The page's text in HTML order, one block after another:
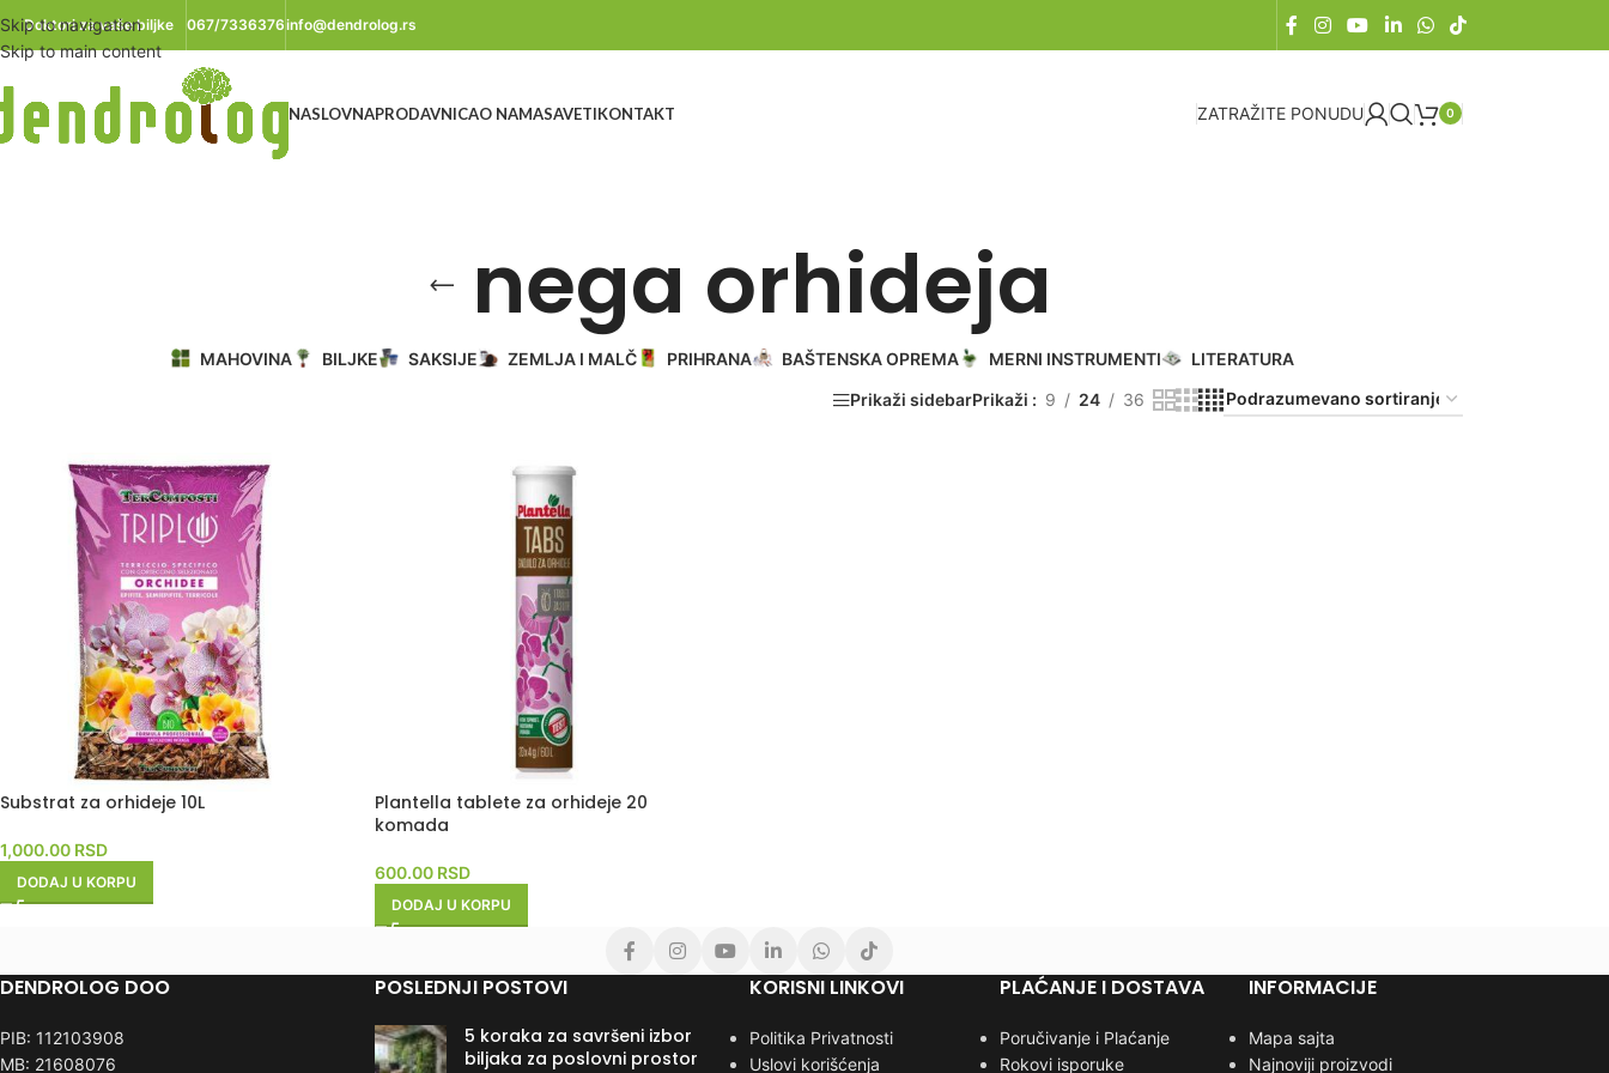
Skip to navigation
Skip to main content
Doktori za vaše biljke 067/7336376info@dendrolog.rs
NASLOVNAPRODAVNICAO NAMASAVETIKONTAKT ZATRAŽITE PONUDU 0
nega orhideja
MAHOVINA BILJKE SAKSIJE ZEMLJA I MALČ PRIHRANA BAŠTENSKA OPREMA MERNI INSTRUMENTI LITERATURA
Prikaži sidebarPrikaži 9 24 36
Substrat za orhideje 10L
1,000.00 RSD
DODAJ U KORPU
Plantella tablete za orhideje 20
komada
600.00 RSD
DODAJ U KORPU
DENDROLOG DOO
PIB: 112103908
MB: 21608076
POSLEDNJI POSTOVI
5 koraka za savršeni izbor
biljaka za poslovni prostor
KORISNI LINKOVI
Politika Privatnosti
Uslovi korišćenja
PLAĆANJE I DOSTAVA
Poručivanje i Plaćanje
Rokovi isporuke
INFORMACIJE
Mapa sajta
Najnoviji proizvodi